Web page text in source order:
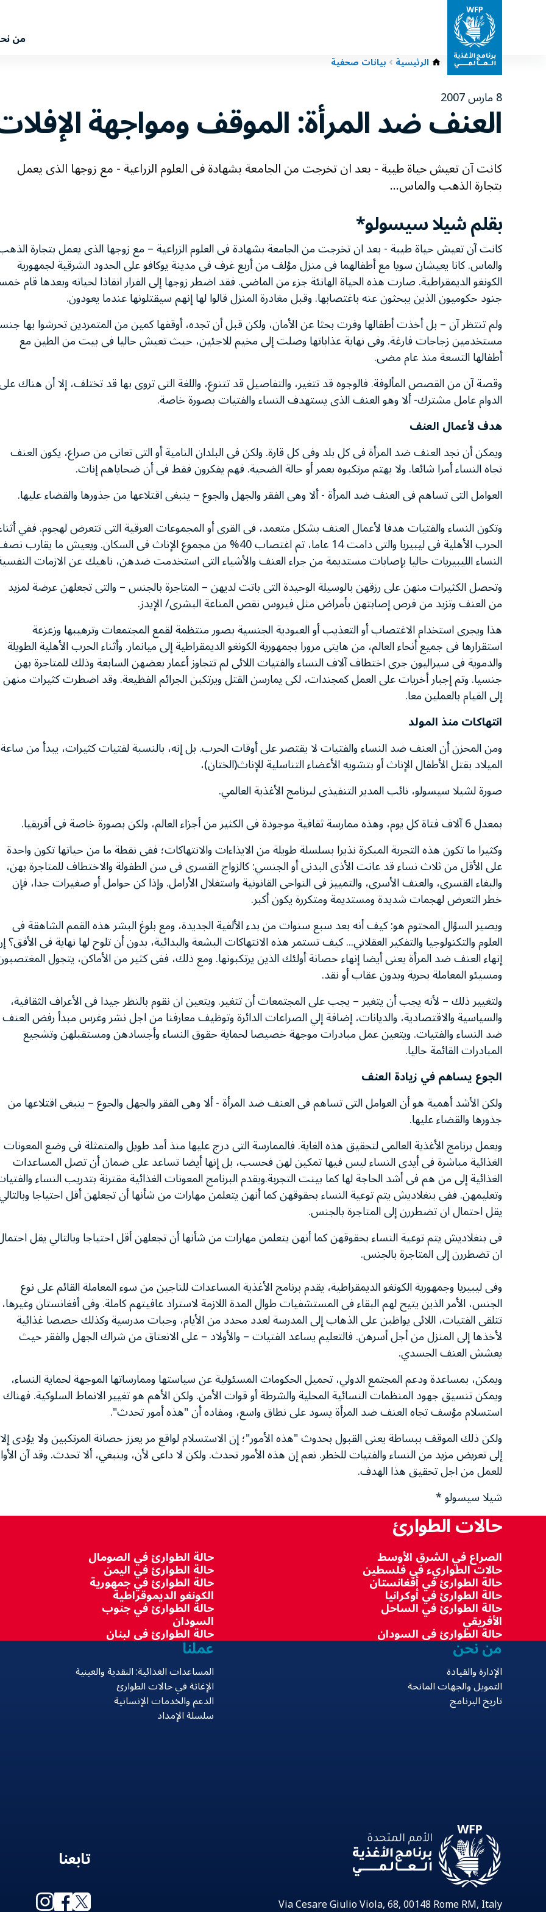
من
الرئيسية بيانات صحفية
8 مارس 2007
العنف ضد المرأة: الموقف ومواجهة
كانت آن تعيش حياة طيبة - بعد ان تخرجت من الجامعة بشهادة فى العلوم الزراعية - مع زوجها الذى يعمل
بتجارة الذهب والماس...
بقلم شيلا سيسولو*
كانت آن تعيش حياة طيبة - بعد ان تخرجت من الجامعة بشهادة فى العلوم الزراعية – مع زوجها الذى يعمل بتجارة
والماس. كانا يعيشان سويا مع أطفالهما فى منزل مؤلف من أربع غرف فى مدينة يوكافو على الحدود الشرقية لجمهورية
الكونغو الديمقراطية. صارت هذه الحياة الهانئة جزء من الماضى. فقد اضطر زوجها إلى الفرار انقاذا لحياته وبعدها قام
جنود حكوميون الذين يبحثون عنه باغتصابها. وقبل مغادرة المنزل قالوا لها إنهم سيقتلونها عندما يعودون.
ولم تنتظر آن – بل أخذت أطفالها وفرت بحثا عن الأمان، ولكن قبل أن تجده، أوقفها كمين من المتمردين تحرشوا بها
مستخدمين زجاجات فارغة. وفى نهاية عذاباتها وصلت إلى مخيم للاجئين، حيث تعيش حاليا فى بيت من الطين مع
أطفالها التسعة منذ عام مضى.
وقصة آن من القصص المألوفة. فالوجوه قد تتغير، والتفاصيل قد تتنوع، واللغة التى تروى بها قد تختلف، إلا أن هناك
الدوام عامل مشترك- ألا وهو العنف الذى يستهدف النساء والفتيات بصورة خاصة.
هدف لأعمال العنف
ويمكن أن نجد العنف ضد المرأة فى كل بلد وفى كل قارة. ولكن فى البلدان النامية أو التى تعانى من صراع، يكون العنف
تجاه النساء أمرا شائعا. ولا يهتم مرتكبوه بعمر أو حالة الضحية. فهم يفكرون فقط فى أن ضحاياهم إناث.
العوامل التى تساهم فى العنف ضد المرأة - ألا وهى الفقر والجهل والجوع – ينبغى اقتلاعها من جذورها والقضاء عليها.
وتكون النساء والفتيات هدفا لأعمال العنف بشكل متعمد، فى القرى أو المجموعات العرقية التى تتعرض لهجوم. ففي
الحرب الأهلية فى ليبيريا والتى دامت 14 عاما، تم اغتصاب 40% من مجموع الإناث فى السكان. ويعيش ما يقارب
النساء الليبيريات حاليا بإصابات مستديمة من جراء العنف والأشياء التى استخدمت ضدهن، ناهيك عن الازمات
وتحصل الكثيرات منهن على رزقهن بالوسيلة الوحيدة التى باتت لديهن – المتاجرة بالجنس – والتى تجعلهن عرضة لمزيد
من العنف وتزيد من فرص إصابتهن بأمراض مثل فيروس نقص المناعة البشرى/ الإيدز.
هذا ويجرى استخدام الاغتصاب أو التعذيب أو العبودية الجنسية بصور منتظمة لقمع المجتمعات وترهيبها وزعزعة
استقرارها فى جميع أنحاء العالم، من هايتى مرورا بجمهورية الكونغو الديمقراطية إلى ميانمار. وأثناء الحرب الأهلية الطويلة
والدموية فى سيراليون جرى اختطاف آلاف النساء والفتيات اللائى لم تتجاوز أعمار بعضهن السابعة وذلك للمتاجرة بهن
جنسيا. وتم إجبار أخريات على العمل كمجندات، لكى يمارسن القتل ويرتكبن الجرائم الفظيعة. وقد اضطرت كثيرات منهن
إلى القيام بالعملين معا.
انتهاكات منذ المولد
ومن المحزن أن العنف ضد النساء والفتيات لا يقتصر على أوقات الحرب. بل إنه، بالنسبة لفتيات كثيرات، يبدأ من ساعة
الميلاد بقتل الأطفال الإناث أو بتشويه الأعضاء التناسلية للإناث(الختان)،
صورة لشيلا سيسولو، نائب المدير التنفيذى لبرنامج الأغذية العالمي.
بمعدل 6 آلاف فتاة كل يوم، وهذه ممارسة ثقافية موجودة فى الكثير من أجزاء العالم، ولكن بصورة خاصة فى أفريقيا.
وكثيرا ما تكون هذه التجربة المبكرة نذيرا بسلسلة طويلة من الايذاءات والانتهاكات؛ ففى نقطة ما من حياتها تكون واحدة
على الأقل من ثلاث نساء قد عانت الأذى البدنى أو الجنسي: كالزواج القسرى فى سن الطفولة والاختطاف للمتاجرة بهن،
والبغاء القسرى، والعنف الأسرى، والتمييز فى النواحى القانونية واستغلال الأرامل. وإذا كن حوامل أو صغيرات جدا، فإن
خطر التعرض لهجمات شديدة ومستديمة ومتكررة يكون أكبر.
ويصير السؤال المحتوم هو: كيف أنه بعد سبع سنوات من بدء الألفية الجديدة، ومع بلوغ البشر هذه القمم الشاهقة فى
العلوم والتكنولوجيا والتفكير العقلاني... كيف تستمر هذه الانتهاكات البشعة والبدائية، بدون أن تلوح لها نهاية فى الأفق؟
إنهاء العنف ضد المرأة يعنى أيضا إنهاء حصانة أولئك الذين يرتكبونها. ومع ذلك، ففى كثير من الأماكن، يتجول
ومسيئو المعاملة بحرية وبدون عقاب أو نقد.
ولتغيير ذلك – لأنه يجب أن يتغير – يجب على المجتمعات أن تتغير. ويتعين ان نقوم بالنظر جيدا فى الأعراف الثقافية،
والسياسية والاقتصادية، والديانات، إضافة إلي الصراعات الدائرة وتوظيف معارفنا من اجل نشر وغرس مبدأ رفض العنف
ضد النساء والفتيات. ويتعين عمل مبادرات موجهة خصيصا لحماية حقوق النساء وأجسادهن ومستقبلهن وتشجيع
المبادرات القائمة حاليا.
الجوع يساهم في زيادة العنف
ولكن الأشد أهمية هو أن العوامل التى تساهم فى العنف ضد المرأة - ألا وهى الفقر والجهل والجوع – ينبغى اقتلاعها من
جذورها والقضاء عليها.
ويعمل برنامج الأغذية العالمى لتحقيق هذه الغاية. فالممارسة التى درج عليها منذ أمد طويل والمتمثلة فى وضع المعونات
الغذائية مباشرة فى أيدى النساء ليس فيها تمكين لهن فحسب، بل إنها أيضا تساعد على ضمان أن تصل المساعدات
الغذائية إلى من هم فى أشد الحاجة لها كما بينت التجربة.ويقدم البرنامج المعونات الغذائية مقترنة بتدريب النساء
وتعليمهن. ففى بنغلاديش يتم توعية النساء بحقوقهن كما أنهن يتعلمن مهارات من شأنها أن تجعلهن أقل احتياجا
يقل احتمال ان تضطررن إلى المتاجرة بالجنس.
فى بنغلاديش يتم توعية النساء بحقوقهن كما أنهن يتعلمن مهارات من شأنها أن تجعلهن أقل احتياجا وبالتالي يقل
ان تضطررن إلى المتاجرة بالجنس.
وفى ليبيريا وجمهورية الكونغو الديمقراطية، يقدم برنامج الأغذية المساعدات للناجين من سوء المعاملة القائم على نوع
الجنس، الأمر الذين يتيح لهم البقاء فى المستشفيات طوال المدة اللازمة لاستراد عافيتهم كاملة. وفى أفغانستان وغيرها،
تتلقى الفتيات، اللائى يواظبن على الذهاب إلى المدرسة لعدد محدد من الأيام، وجبات مدرسية وكذلك حصصا غذائية
لأخذها إلى المنزل من أجل أسرهن. فالتعليم يساعد الفتيات – والأولاد – على الانعتاق من شراك الجهل والفقر حيث
يعشش العنف الجسدي.
ويمكن، بمساعدة ودعم المجتمع الدولي، تحميل الحكومات المسئولية عن سياستها وممارساتها الموجهة لحماية النساء،
ويمكن تنسيق جهود المنظمات النسائية المحلية والشرطة أو قوات الأمن. ولكن الأهم هو تغيير الانماط السلوكية. فهناك
استسلام مؤسف تجاه العنف ضد المرأة يسود على نطاق واسع، ومفاده أن "هذه أمور تحدث".
ولكن ذلك الموقف ببساطة يعنى القبول بحدوث "هذه الأمور"؛ إن الاستسلام لواقع مر يعزز حصانة المرتكبين ولا يؤدى إلا
إلى تعريض مزيد من النساء والفتيات للخطر. نعم إن هذه الأمور تحدث. ولكن لا داعى لأن، وينبغي، ألا تحدث. وقد آن
للعمل من اجل تحقيق هذا الهدف.
شيلا سيسولو *
حالات الطوارئ
الصراع في الشرق الأوسط
حالات الطواريء في فلسطين
حالة الطوارئ في أفغانستان
حالة الطوارئ في أوكرانيا
حالة الطوارئ في الساحل
الأفريقي
حالة الطوارئ في السودان
حالة الطوارئ في الصومال
حالة الطوارئ في اليمن
حالة الطوارئ في جمهورية
الكونغو الديموقراطية
حالة الطوارئ في جنوب
السودان
حالة الطوارئ في لبنان من نحن
الإدارة والقيادة
التمويل والجهات المانحة
تاريخ البرنامج
عملنا
المساعدات الغذائية: النقدية والعينية
الإغاثة في حالات الطوارئ
الدعم والخدمات الإنسانية
سلسلة الإمداد
Via Cesare Giulio Viola, 68, 00148 Rome RM, Italy
تابعنا